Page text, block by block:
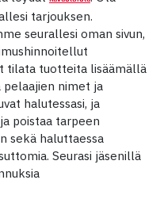
tarjouksen.
seurallesi oman sivun,
tilata tuotteita lisäämällä
pelaajien nimet ja
halutessasi, ja
poistaa tarpeen
sekä haluttaessa
Seurasi jäsenillä